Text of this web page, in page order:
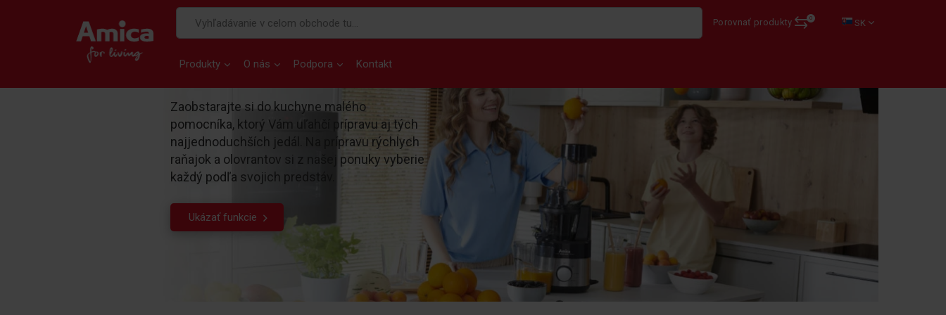
Porovnať produkty 0 SK
Produkty O nás Podpora Kontakt
Zaobstarajte si do kuchyne malého
pomocníka, ktorý Vám uľahčí prípravu aj tých
najjednoduchších jedál. Na prípravu rýchlych
raňajok a olovrantov si z našej ponuky vyberie
každý podľa svojich predstáv.
Ukázať funkcie